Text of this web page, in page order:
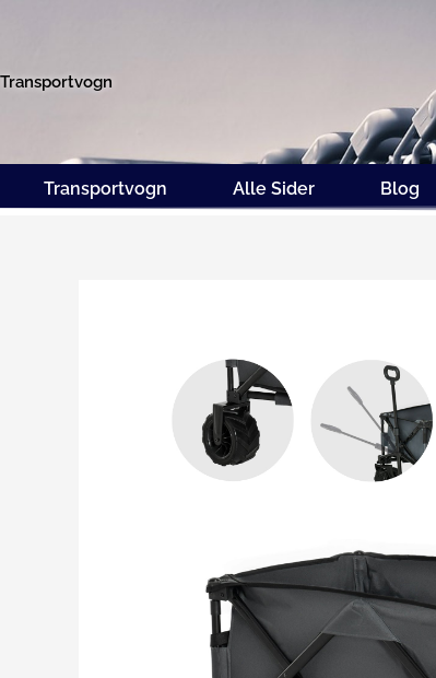
Transportvogn
Transportvogn Alle Sider Blog